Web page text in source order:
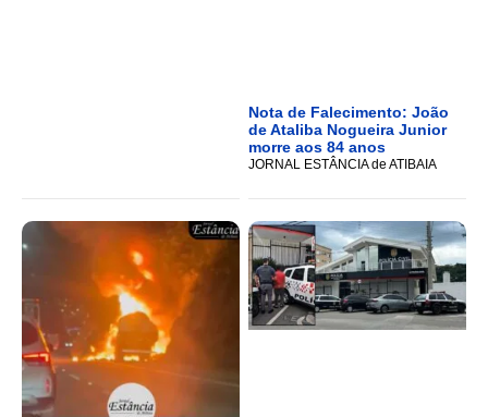
Nota de Falecimento: João
de Ataliba Nogueira Junior
morre aos 84 anos
JORNAL ESTÂNCIA de ATIBAIA